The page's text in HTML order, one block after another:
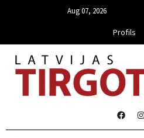
Aug 07, 2026
Profils